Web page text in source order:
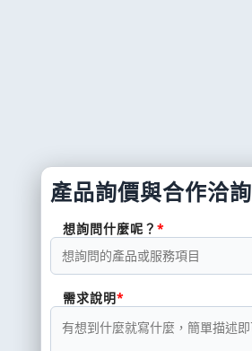
產品詢價與合作洽詢
想詢問什麼呢？
需求說明